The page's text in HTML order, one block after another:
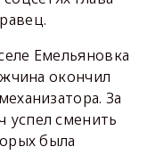
Емельяновка
окончил
За
сменить
была